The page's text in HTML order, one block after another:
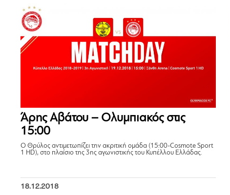
Άρης Αβάτου – Ολυμπιακός στις
15:00
Ο Θρύλος αντιμετωπίζει την ακριτική ομάδα (15:00-Cosmote Sport
1 HD), στο πλαίσιο της 3ης αγωνιστικής τoυ Κυπέλλου Ελλάδας.
18.12.2018